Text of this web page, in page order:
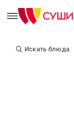
Искать блюда